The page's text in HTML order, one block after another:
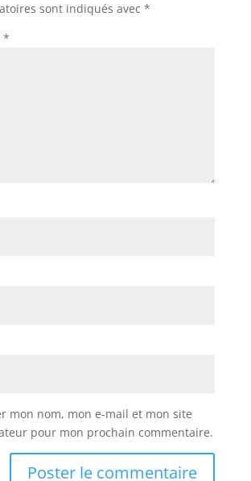
sont indiqués avec *
*
mon nom, mon e-mail et mon site
pour mon prochain commentaire.